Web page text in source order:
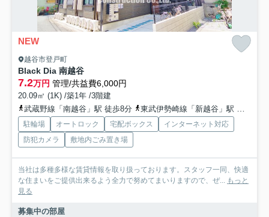
NEW
越谷市登戸町
Black Dia 南越谷
7.2万円 管理/共益費6,000円
20.09㎡ (1K) /築1年 /3階建
武蔵野線「南越谷」駅 徒歩8分
東武伊勢崎線「新越谷」駅 徒歩9分
駐輪場 オートロック 宅配ボックス
インターネット対応
防犯カメラ
敷地内ごみ置き場
当社は多種多様な賃貸情報を取り扱っております。スタッフ一同、快適
な住まいをご提供出来るよう全力で努めてまいりますので、ぜ... もっと
見る
募集中の部屋